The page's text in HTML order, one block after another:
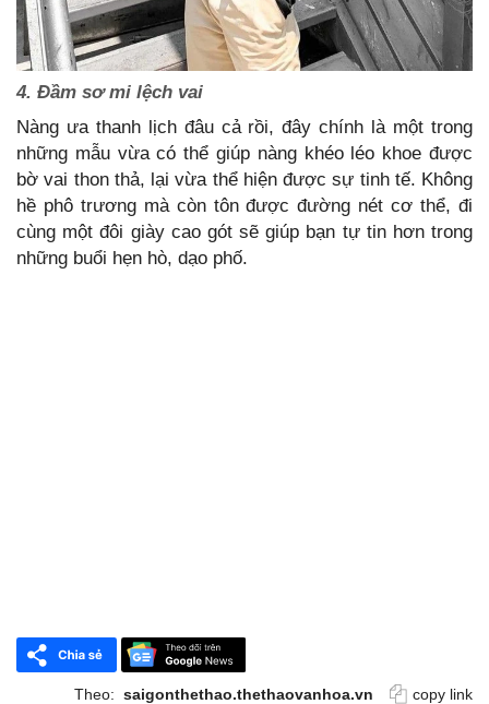
4. Đầm sơ mi lệch vai
Nàng ưa thanh lịch đâu cả rồi, đây chính là một trong
những mẫu vừa có thể giúp nàng khéo léo khoe được
bờ vai thon thả, lại vừa thể hiện được sự tinh tế. Không
hề phô trương mà còn tôn được đường nét cơ thể, đi
cùng một đôi giày cao gót sẽ giúp bạn tự tin hơn trong
những buổi hẹn hò, dạo phố.
Theo: saigonthethao.thethaovanhoa.vn copy link